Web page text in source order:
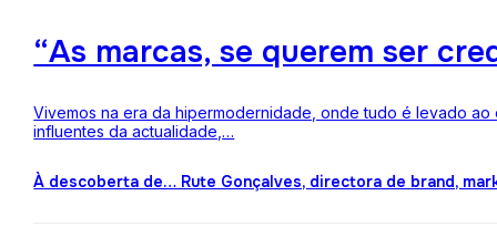
“As marcas, se querem ser
Vivemos na era da hipermodernidade, onde tudo é levado
influentes da actualidade,…
À descoberta de… Rute Gonçalves, directora de brand,